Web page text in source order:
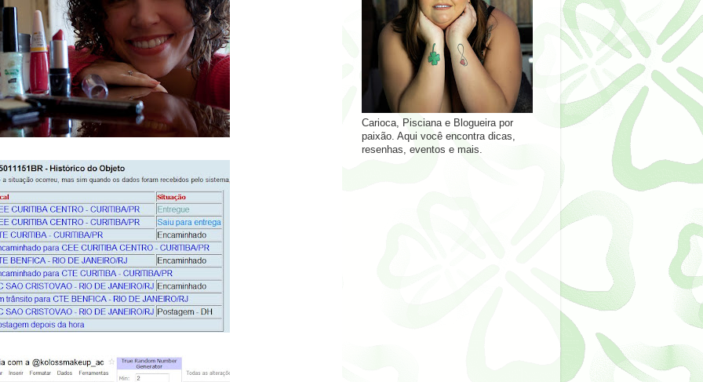
Carioca, Pisciana e Blogueira por
paixão. Aqui você encontra dicas,
resenhas, eventos e mais.